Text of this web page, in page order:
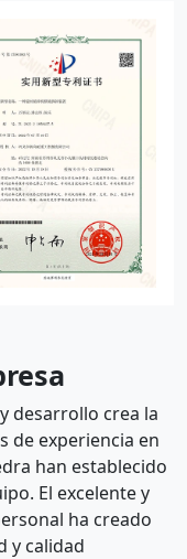
desarrollo crea la
de experiencia en
han establecido
El excelente y
ha creado
y calidad